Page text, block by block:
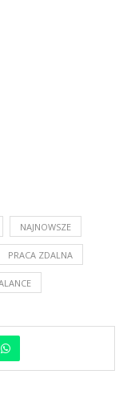
NAJNOWSZE
PRACA ZDALNA